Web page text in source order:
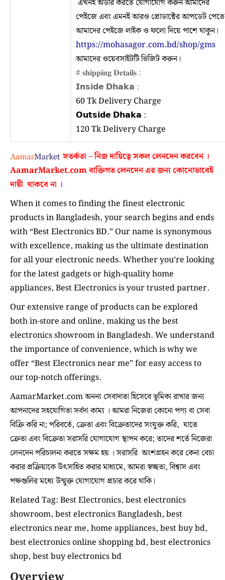
এখনই অর্ডার করতে যোগাযোগ করুন আমাদের
পেইজে এবং এমনই আরও প্রোডাক্টের আপডেট পেতে
আমাদের পেইজে লাইক ও ফলো দিয়ে পাশে থাকুন।
https://mohasagor.com.bd/shop/gms
আমাদের ওয়েবসাইটটি ভিজিট করুন।
# 𝐬𝐡𝐢𝐩𝐩𝐢𝐧𝐠 𝐃𝐞𝐭𝐚𝐢𝐥𝐬 :
𝗜𝗻𝘀𝗶𝗱𝗲 𝗗𝗵𝗮𝗸𝗮 :
60 Tk Delivery Charge
𝗢𝘂𝘁𝘀𝗶𝗱𝗲 𝗗𝗵𝗮𝗸𝗮 :
120 Tk Delivery Charge
সতর্কতা – নিজ দায়িত্বে সকল লেনদেন করবেন ।
AamarMarket.comবাক্তিগত লেনদেন এর জন্য কোনোভাবেই
দায়ী থাকবে না ।
When it comes to finding the finest electronic
products in Bangladesh, your search begins and ends
with “Best Electronics BD.” Our name is synonymous
with excellence, making us the ultimate destination
for all your electronic needs. Whether you’re looking
for the latest gadgets or high-quality home
appliances, Best Electronics is your trusted partner.
Our extensive range of products can be explored
both in-store and online, making us the best
electronics showroom in Bangladesh. We understand
the importance of convenience, which is why we
offer “Best Electronics near me” for easy access to
our top-notch offerings.
AamarMarket.com অনন্য সেবাদাতা হিসেবে ভূমিকা রাখার জন্য
আপনাদের সহযোগিতা সর্বদা কাম্য । আমরা নিজেরা কোনো পণ্য বা সেবা
বিক্রি করি না; পরিবর্তে, ক্রেতা এবং বিক্রেতাদের সংযুক্ত করি, যাতে
ক্রেতা এবং বিক্রেতা সরাসরি যোগাযোগ স্থাপন করে; তাদের শর্তে নিজেরা
লেনদেন পরিচালনা করতে সক্ষম হয় । সরাসরি অংশগ্রহন করে কেনা বেচা
করার প্রক্রিয়াকে উৎসাহিত করার মাধ্যমে, আমরা স্বচ্ছতা, বিশ্বাস এবং
পক্ষগুলির মধ্যে উন্মুক্ত যোগাযোগ প্রচার করে থাকি।
Related Tag: Best Electronics, best electronics
showroom, best electronics Bangladesh, best
electronics near me, home appliances, best buy bd,
best electronics online shopping bd, best electronics
shop, best buy electronics bd